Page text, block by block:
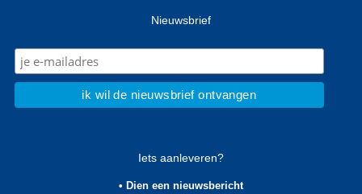
Nieuwsbrief
Iets aanleveren?
• Dien een nieuwsbericht